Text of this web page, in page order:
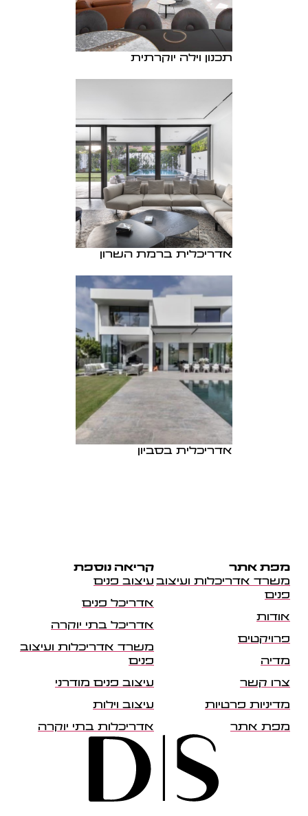
תכנון וילה יוקרתית
אדריכלית ברמת השרון
אדריכלית בסביון
מפת אתר
משרד אדריכלות ועיצוב
פנים
אודות
פרויקטים
מדיה
צרו קשר
מדיניות פרטיות
מפת אתר
קריאה נוספת
עיצוב פנים
אדריכל פנים
אדריכל בתי יוקרה
משרד אדריכלות ועיצוב
פנים
עיצוב פנים מודרני
עיצוב וילות
אדריכלות בתי יוקרה